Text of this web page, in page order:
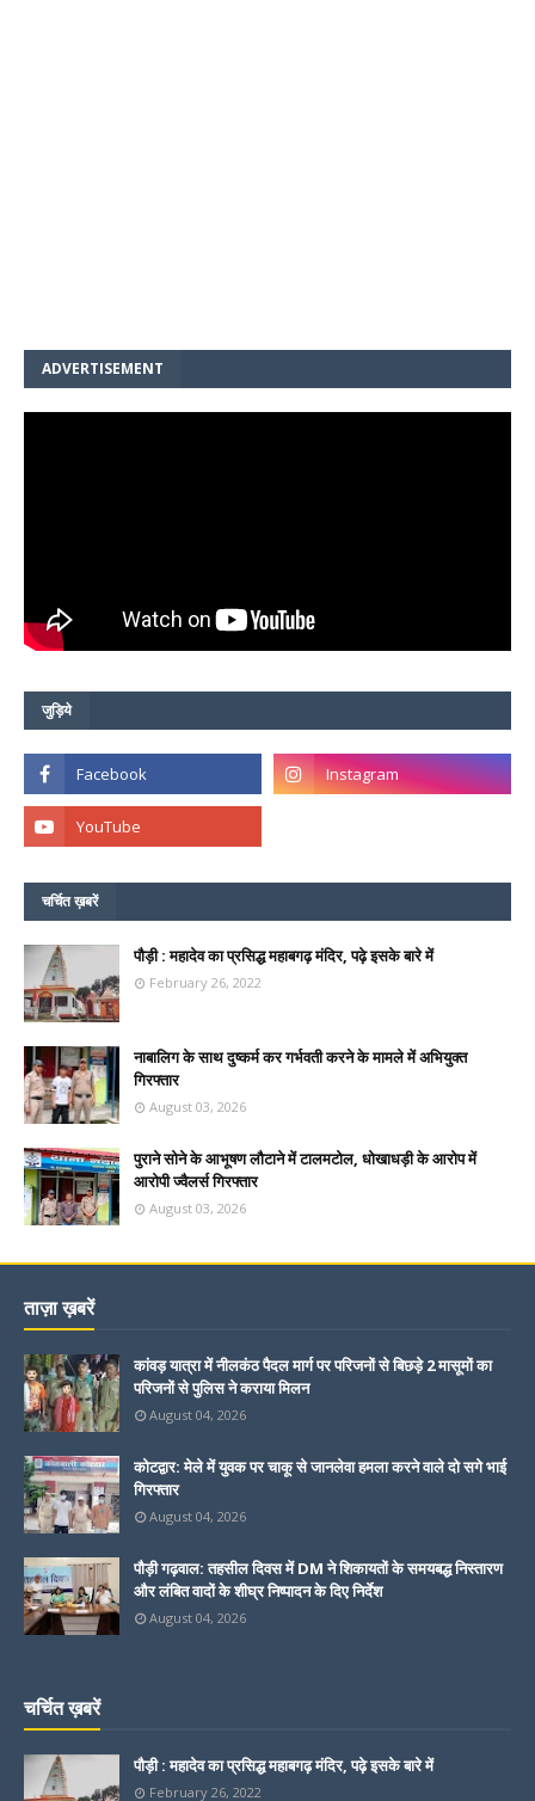
ADVERTISEMENT
जुड़िये
चर्चित ख़बरें
पौड़ी : महादेव का प्रसिद्ध महाबगढ़ मंदिर, पढ़े इसके बारे में
February 26, 2022
नाबालिग के साथ दुष्कर्म कर गर्भवती करने के मामले में अभियुक्त
गिरफ्तार
August 03, 2026
पुराने सोने के आभूषण लौटाने में टालमटोल, धोखाधड़ी के आरोप में
आरोपी ज्वैलर्स गिरफ्तार
August 03, 2026
ताज़ा ख़बरें
कांवड़ यात्रा में नीलकंठ पैदल मार्ग पर परिजनों से बिछड़े 2 मासूमों का
परिजनों से पुलिस ने कराया मिलन
August 04, 2026
कोटद्वार: मेले में युवक पर चाकू से जानलेवा हमला करने वाले दो सगे भाई
गिरफ्तार
August 04, 2026
पौड़ी गढ़वाल: तहसील दिवस में DM ने शिकायतों के समयबद्ध निस्तारण
और लंबित वादों के शीघ्र निष्पादन के दिए निर्देश
August 04, 2026
चर्चित ख़बरें
पौड़ी : महादेव का प्रसिद्ध महाबगढ़ मंदिर, पढ़े इसके बारे में
February 26, 2022